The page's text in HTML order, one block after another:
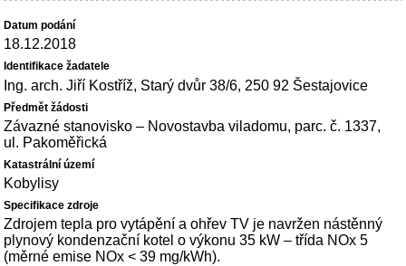
18.12.2018
Ing. arch. Jiří Kostříž, Starý dvůr 38/6, 250 92 Šestajovice
Závazné stanovisko – Novostavba viladomu, parc. č. 1337,
ul. Pakoměřická
Kobylisy
Zdrojem tepla pro vytápění a ohřev TV je navržen nástěnný
plynový kondenzační kotel o výkonu 35 kW – třída NOx 5
(měrné emise NOx < 39 mg/kWh).